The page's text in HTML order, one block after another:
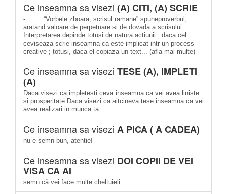
Ce inseamna sa visezi (A) CITI, (A) SCRIE
- “Vorbele zboara, scrisul ramane” spuneproverbul,
aratand valoare de perpetuare si de dovada a scrisului.
Interpretarea depinde totusi de natura actiunii : daca cel
ceviseaza scrie inseamna ca este implicat intr-un process
creative ; totusi, daca el copiaza un text... (afla mai multe)
Ce inseamna sa visezi TESE (A), IMPLETI
(A)
Daca visezi ca impletesti ceva inseamna ca vei avea liniste
si prosperitate.Daca visezi ca altcineva tese inseamna ca vei
avea realizari in munca ta.
Ce inseamna sa visezi A PICA ( A CADEA)
nu e semn bun, atentie!
Ce inseamna sa visezi DOI COPII DE VEI
VISA CA AI
semn că vei face multe cheltuieli.